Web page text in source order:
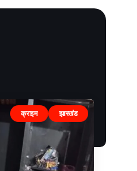
क्राइम झारखंड